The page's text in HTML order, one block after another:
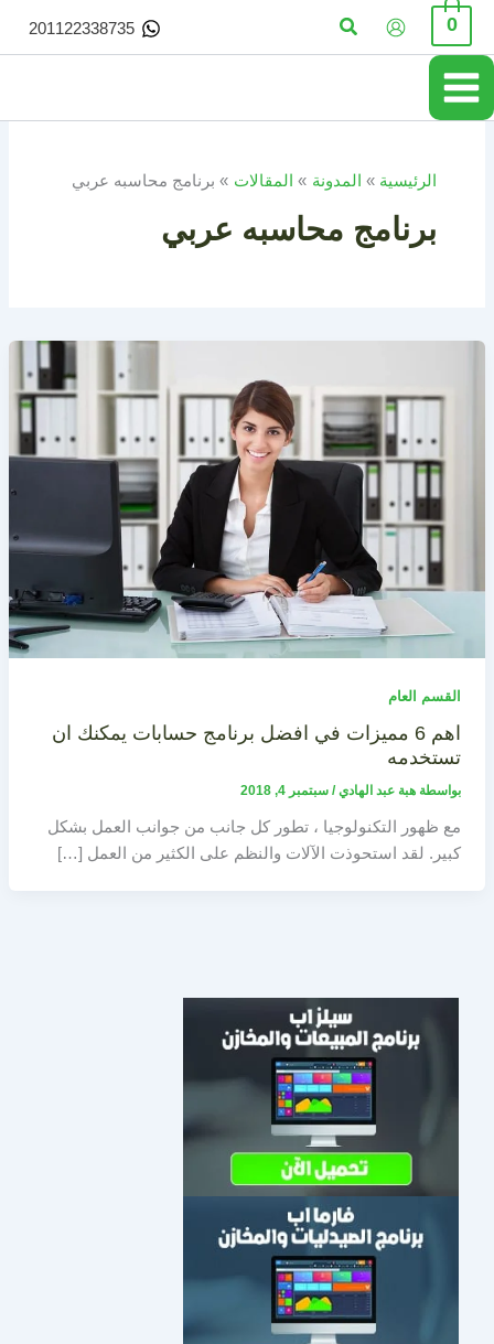
تخطي
المحتوى
0 البحث 201122338735
الرئيسية المدونة المقالات برنامج محاسبه عربي
برنامج محاسبه عربي
القسم العام
اهم 6 مميزات في افضل برنامج حسابات يمكنك ان
تستخدمه
بواسطة هبة عبد الهادي/ سبتمبر 4, 2018
مع ظهور التكنولوجيا ، تطور كل جانب من جوانب العمل بشكل
كبير. لقد استحوذت الآلات والنظم على الكثير من العمل […]